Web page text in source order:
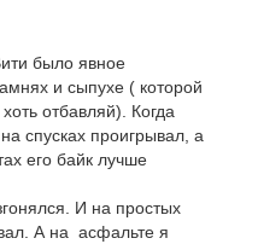
было явное
и сыпухе ( которой
отбавляй). Когда
спусках проигрывал, а
его байк лучше
И на простых
А на асфальте я